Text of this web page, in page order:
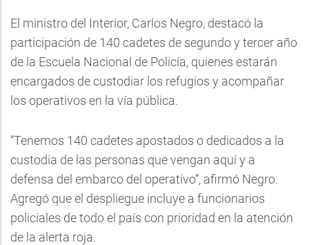
El ministro del Interior, Carlos Negro, destacó la
participación de 140 cadetes de segundo y tercer año
de la Escuela Nacional de Policía, quienes estarán
encargados de custodiar los refugios y acompañar
los operativos en la vía pública.
“Tenemos 140 cadetes apostados o dedicados a la
custodia de las personas que vengan aquí y a
defensa del embarco del operativo”, afirmó Negro.
Agregó que el despliegue incluye a funcionarios
policiales de todo el país con prioridad en la atención
de la alerta roja.